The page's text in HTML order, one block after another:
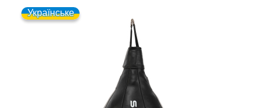
Українське